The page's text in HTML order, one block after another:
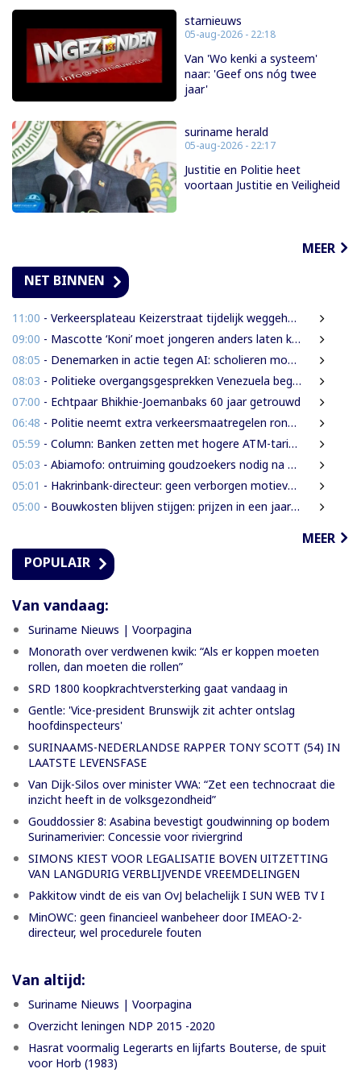
starnieuws
05-aug-2026 - 22:18
Van 'Wo kenki a systeem'
naar: 'Geef ons nóg twee
jaar'
suriname herald
05-aug-2026 - 22:17
Justitie en Politie heet
voortaan Justitie en Veiligheid
MEER
NET BINNEN
11:00 - Verkeersplateau Keizerstraat tijdelijk weggehaald vanwege chaos rond Domineestraat
09:00 - Mascotte ‘Koni’ moet jongeren anders laten kijken naar Surinaamse houtsector
08:05 - Denemarken in actie tegen AI: scholieren moeten extra mondelinge examens doen
08:03 - Politieke overgangsgesprekken Venezuela beginnen zonder Machado
07:00 - Echtpaar Bhikhie-Joemanbaks 60 jaar getrouwd
06:48 - Politie neemt extra verkeersmaatregelen rond afgesloten Domineestraat
05:59 - Column: Banken zetten met hogere ATM-tarieven digitale economie op achterstand
05:03 - Abiamofo: ontruiming goudzoekers nodig na dodelijke risico’s in Moeroekreek en 21 Bergi
05:01 - Hakrinbank-directeur: geen verborgen motieven bij verkoop DSB-belang
05:00 - Bouwkosten blijven stijgen: prijzen in een jaar tijd gemiddeld 7,3% hoger
MEER
POPULAIR
Van vandaag:
Suriname Nieuws | Voorpagina
Monorath over verdwenen kwik: “Als er koppen moeten
rollen, dan moeten die rollen”
SRD 1800 koopkrachtversterking gaat vandaag in
Gentle: 'Vice-president Brunswijk zit achter ontslag
hoofdinspecteurs'
SURINAAMS-NEDERLANDSE RAPPER TONY SCOTT (54) IN
LAATSTE LEVENSFASE
Van Dijk-Silos over minister VWA: “Zet een technocraat die
inzicht heeft in de volksgezondheid”
Gouddossier 8: Asabina bevestigt goudwinning op bodem
Surinamerivier: Concessie voor riviergrind
SIMONS KIEST VOOR LEGALISATIE BOVEN UITZETTING
VAN LANGDURIG VERBLIJVENDE VREEMDELINGEN
Pakkitow vindt de eis van OvJ belachelijk I SUN WEB TV I
MinOWC: geen financieel wanbeheer door IMEAO-2-
directeur, wel procedurele fouten
Van altijd:
Suriname Nieuws | Voorpagina
Overzicht leningen NDP 2015 -2020
Hasrat voormalig Legerarts en lijfarts Bouterse, de spuit
voor Horb (1983)